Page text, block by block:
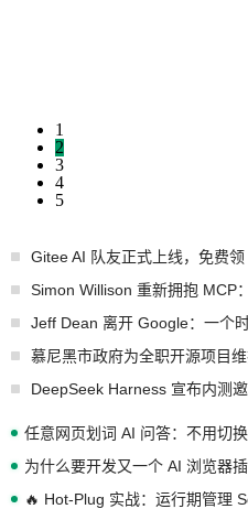
1
2
3
4
5
Gitee AI 队友正式上线，免费
Simon Willison 重新拥抱 MCP
Jeff Dean 离开 Google：一个
慕尼黑市政府为全职开源项目
任意网页划词 AI 问答：不用切
为什么要开发又一个 AI 浏览器
🔥 Hot-Plug 实战：运行期管理